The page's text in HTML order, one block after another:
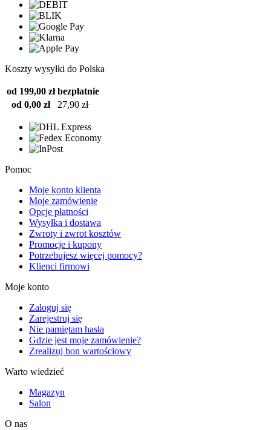
Koszty wysyłki do Polska
od 199,00 zł bezpłatnie
od 0,00 zł
27,90 zł
Pomoc
Moje konto klienta
Moje zamówienie
Opcje płatności
Wysyłka i dostawa
Zwroty i zwrot kosztów
Promocje i kupony
Potrzebujesz więcej pomocy?
Klienci firmowi
Moje konto
Zaloguj się
Zarejestruj się
Nie pamiętam hasła
Gdzie jest moje zamówienie?
Zrealizuj bon wartościowy
Warto wiedzieć
Magazyn
Salon
O nas